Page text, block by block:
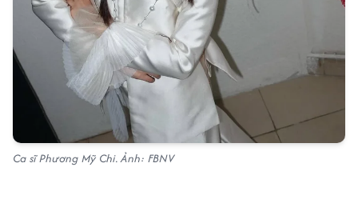
Ca sĩ Phương Mỹ Chi. Ảnh: FBNV